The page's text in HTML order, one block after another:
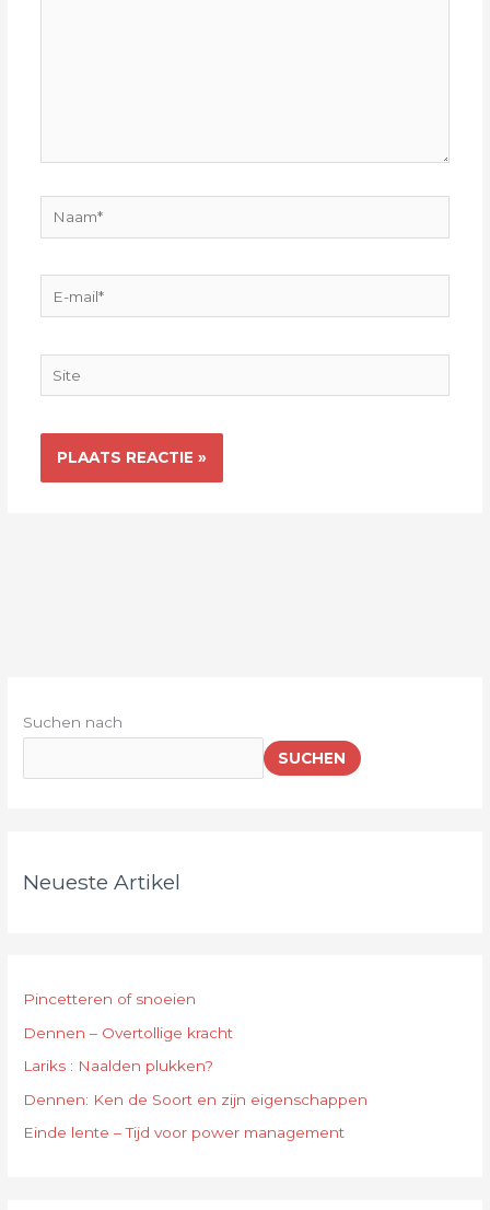
mail*
Site
Suchen nach
SUCHEN
Neueste Artikel
Pincetteren of snoeien
Dennen – Overtollige kracht
Lariks : Naalden plukken?
Dennen: Ken de Soort en zijn eigenschappen
Einde lente – Tijd voor power management